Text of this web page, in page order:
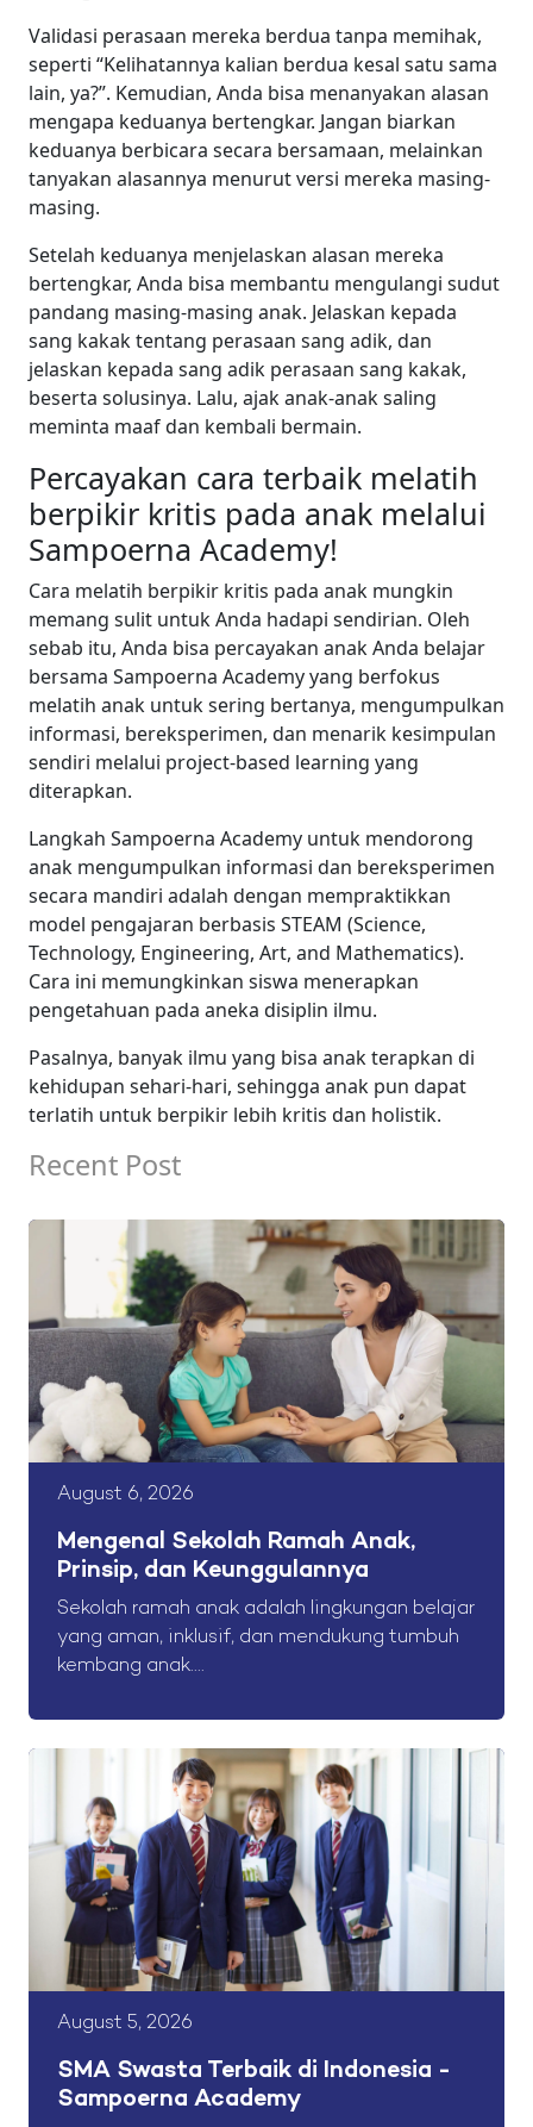
Validasi perasaan mereka berdua tanpa memihak,
seperti “Kelihatannya kalian berdua kesal satu sama
lain, ya?”. Kemudian, Anda bisa menanyakan alasan
mengapa keduanya bertengkar. Jangan biarkan
keduanya berbicara secara bersamaan, melainkan
tanyakan alasannya menurut versi mereka masing-
masing.
Setelah keduanya menjelaskan alasan mereka
bertengkar, Anda bisa membantu mengulangi sudut
pandang masing-masing anak. Jelaskan kepada
sang kakak tentang perasaan sang adik, dan
jelaskan kepada sang adik perasaan sang kakak,
beserta solusinya. Lalu, ajak anak-anak saling
meminta maaf dan kembali bermain.
Percayakan cara terbaik melatih
berpikir kritis pada anak melalui
Sampoerna Academy!
Cara melatih berpikir kritis pada anak mungkin
memang sulit untuk Anda hadapi sendirian. Oleh
sebab itu, Anda bisa percayakan anak Anda belajar
bersama Sampoerna Academy yang berfokus
melatih anak untuk sering bertanya, mengumpulkan
informasi, bereksperimen, dan menarik kesimpulan
sendiri melalui project-based learning yang
diterapkan.
Langkah Sampoerna Academy untuk mendorong
anak mengumpulkan informasi dan bereksperimen
secara mandiri adalah dengan mempraktikkan
model pengajaran berbasis STEAM (Science,
Technology, Engineering, Art, and Mathematics).
Cara ini memungkinkan siswa menerapkan
pengetahuan pada aneka disiplin ilmu.
Pasalnya, banyak ilmu yang bisa anak terapkan di
kehidupan sehari-hari, sehingga anak pun dapat
terlatih untuk berpikir lebih kritis dan holistik.
Recent Post
August 6, 2026
Mengenal Sekolah Ramah Anak,
Prinsip, dan Keunggulannya
Sekolah ramah anak adalah lingkungan belajar
yang aman, inklusif, dan mendukung tumbuh
kembang anak....
August 5, 2026
SMA Swasta Terbaik di Indonesia -
Sampoerna Academy